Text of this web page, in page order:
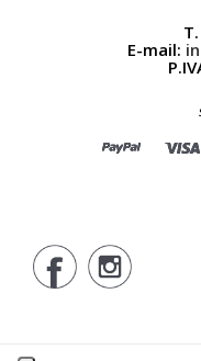
T.
E-mail: